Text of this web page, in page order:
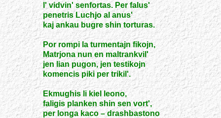
l' vidvin' senfortas. Per falus'
penetris Luchjo al anus'
kaj ankau bugre shin torturas.
Por rompi la turmentajn fikojn,
Matrjona nun en maltrankvil'
jen lian pugon, jen testikojn
komencis piki per trikil'.
Ekmughis li kiel leono,
faligis planken shin sen vort',
per longa kaco – drashbastono